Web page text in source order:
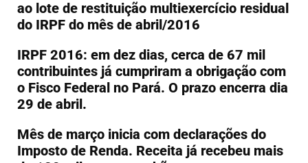
ao lote de restituição multiexercício residual
do IRPF do mês de abril/2016
IRPF 2016: em dez dias, cerca de 67 mil
contribuintes já cumpriram a obrigação com
o Fisco Federal no Pará. O prazo encerra dia
29 de abril.
Mês de março inicia com declarações do
Imposto de Renda. Receita já recebeu mais